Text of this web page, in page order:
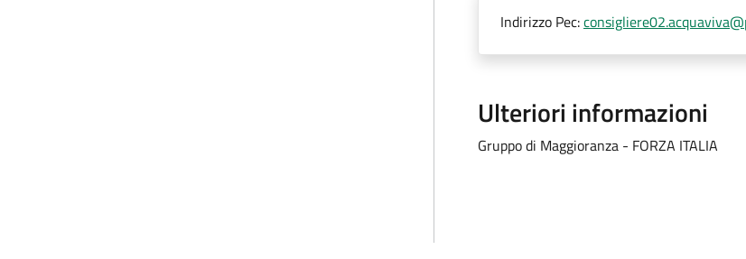
Indirizzo Pec:
Ulteriori informazioni
Gruppo di Maggioranza - FORZA ITALIA